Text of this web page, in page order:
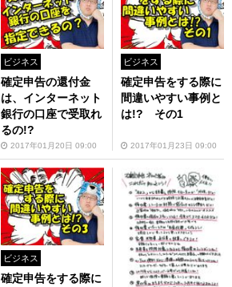
ビジネス
確定申告の還付金
は、インターネット
銀行の口座で受取れ
るの!?
2017年01月20日 09:00
ビジネス
確定申告をする際に
間違いやすい事例と
は!? その1
2017年01月23日 09:00
ビジネス
確定申告をする際に